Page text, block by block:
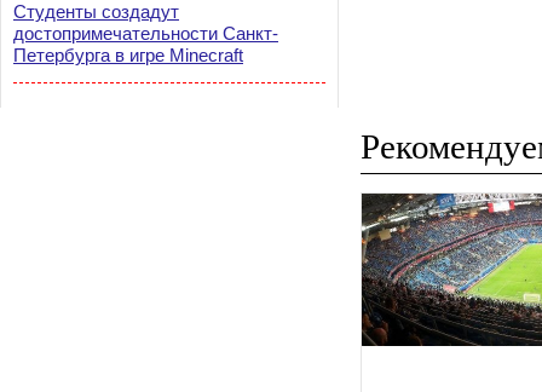
Студенты создадут
достопримечательности Санкт-
Петербурга в игре Minecraft